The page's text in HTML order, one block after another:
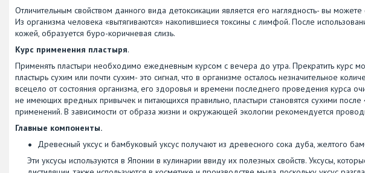
Отличительным свойством данного вида детоксикации является его наглядность- вы
Из организма человека «вытягиваются» накопившиеся токсины c лимфой. После
кожей, образуется буро-коричневая слизь.
Курс применения пластыря.
Применять пластыри необходимо ежедневным курсом с вечера до утра. Прекратить курс
пластырь сухим или почти сухим- это сигнал, что в организме осталось незначительное
всецело от состояния организма, его здоровья и времени последнего проведения курса
не имеющих вредных привычек и питающихся правильно, пластыри становятся сухими
применений. В зависимости от образа жизни и окружающей экологии рекомендуется
Главные компоненты.
Древесный уксус и бамбуковый уксус получают из древесного сока дуба, желтого
Эти уксусы используются в Японии в кулинарии ввиду их полезных свойств. Уксусы,